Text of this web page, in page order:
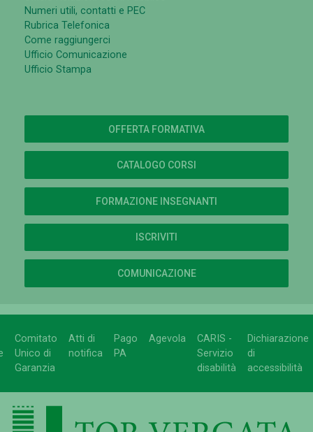
Numeri utili, contatti e PEC
Rubrica Telefonica
Come raggiungerci
Ufficio Comunicazione
Ufficio Stampa
OFFERTA FORMATIVA
CATALOGO CORSI
FORMAZIONE INSEGNANTI
ISCRIVITI
COMUNICAZIONE
Comitato
Unico di
Garanzia
Atti di
notifica
Pago
PA
Agevola
CARIS -
Servizio
disabilità
Dichiarazione
di
accessibilità